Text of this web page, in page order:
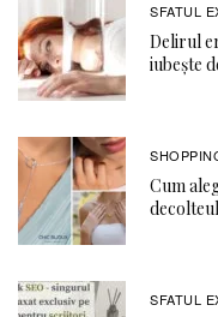
SFATUL
Delirul
iubește
Cum
SFATUL